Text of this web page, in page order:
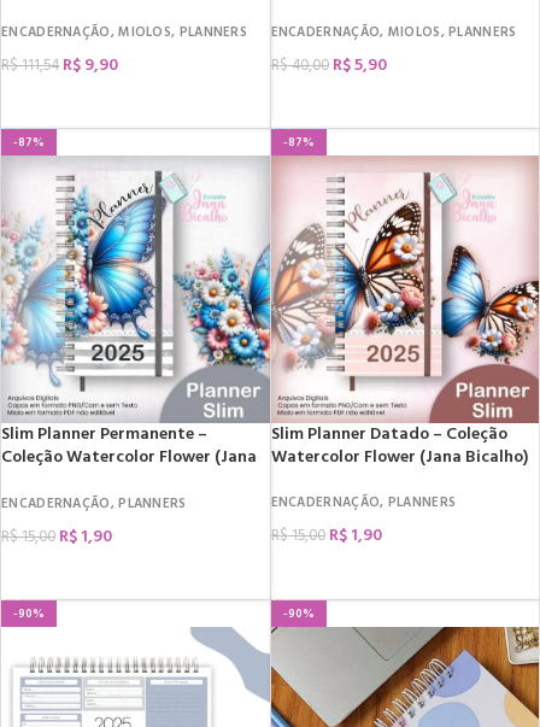
ENCADERNAÇÃO,MIOLOS, PLANNERS
R$111,54 R$9,90
ENCADERNAÇÃO, MIOLOS,PLANNERS
R$40,00 R$5,90
-87%
Slim Planner Permanente –
Coleção Watercolor Flower (Jana
ENCADERNAÇÃO,PLANNERS
R$15,00 R$1,90
-87%
Slim Planner Datado – Coleção
Watercolor Flower (Jana Bicalho)
ENCADERNAÇÃO, PLANNERS
R$15,00 R$1,90
-90% -90%